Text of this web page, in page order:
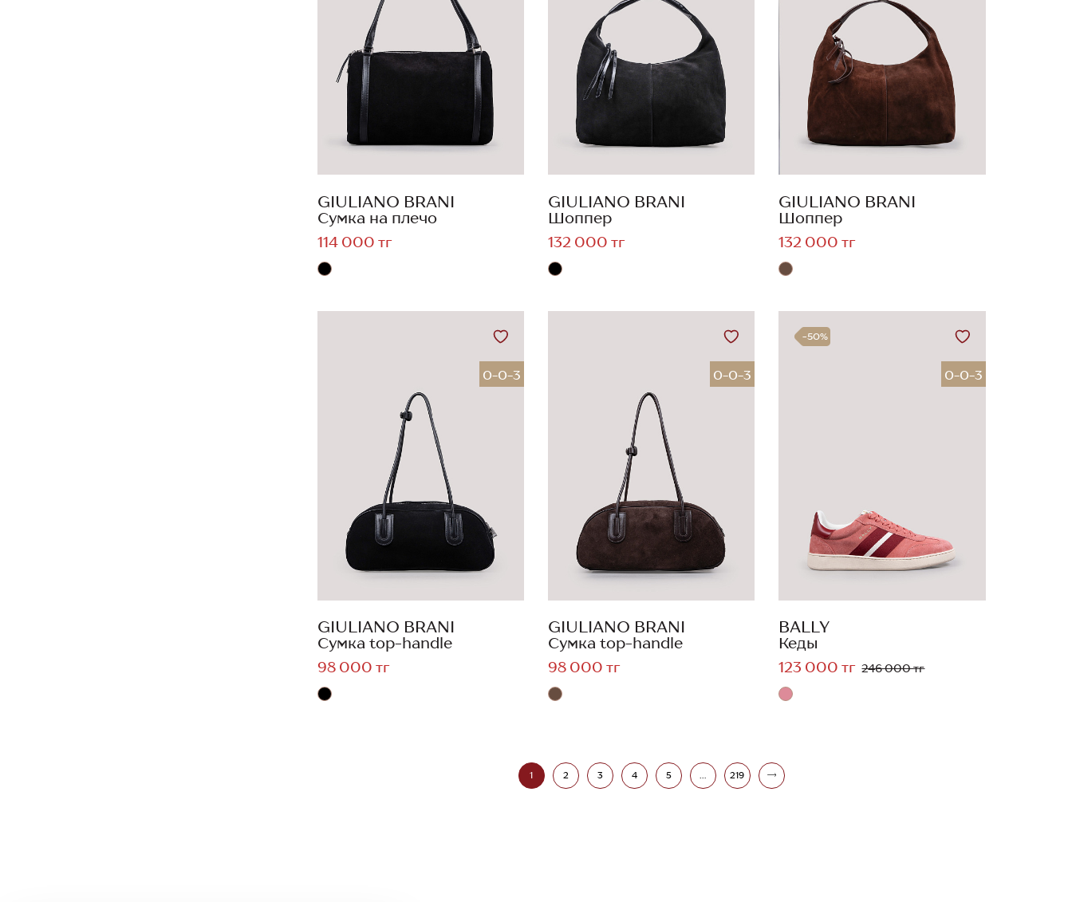
GIULIANO BRANI
Сумка на плечо
114 000 тг
GIULIANO BRANI
Шоппер
132 000 тг
GIULIANO BRANI
Шоппер
132 000 тг
0-0-3
GIULIANO BRANI
Сумка top-handle
98 000 тг
0-0-3
GIULIANO BRANI
Сумка top-handle
98 000 тг
-50%
0-0-3
BALLY
Кеды
123 000 тг 246 000 тг
1 2 3 4 5 219